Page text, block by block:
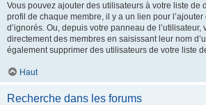
Vous pouvez ajouter des utilisateurs à votre liste de
profil de chaque membre, il y a un lien pour l’ajouter
d’ignorés. Ou, depuis votre panneau de l’utilisateur,
directement des membres en saisissant leur nom
également supprimer des utilisateurs de votre liste
Haut
Recherche dans les forums